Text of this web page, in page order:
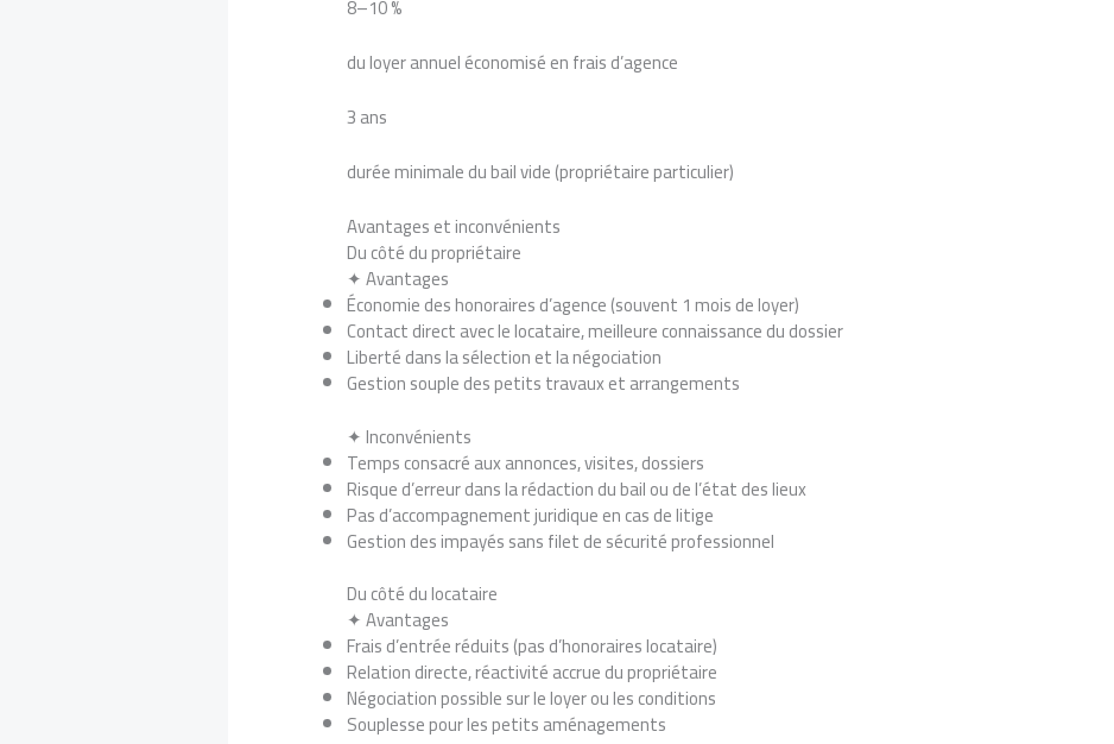
8–10 %
du loyer annuel économisé en frais d’agence
3 ans
durée minimale du bail vide (propriétaire particulier)
Avantages et inconvénients
Du côté du propriétaire
✦ Avantages
Économie des honoraires d’agence (souvent 1 mois de loyer)
Contact direct avec le locataire, meilleure connaissance du dossier
Liberté dans la sélection et la négociation
Gestion souple des petits travaux et arrangements
✦ Inconvénients
Temps consacré aux annonces, visites, dossiers
Risque d’erreur dans la rédaction du bail ou de l’état des lieux
Pas d’accompagnement juridique en cas de litige
Gestion des impayés sans filet de sécurité professionnel
Du côté du locataire
✦ Avantages
Frais d’entrée réduits (pas d’honoraires locataire)
Relation directe, réactivité accrue du propriétaire
Négociation possible sur le loyer ou les conditions
Souplesse pour les petits aménagements